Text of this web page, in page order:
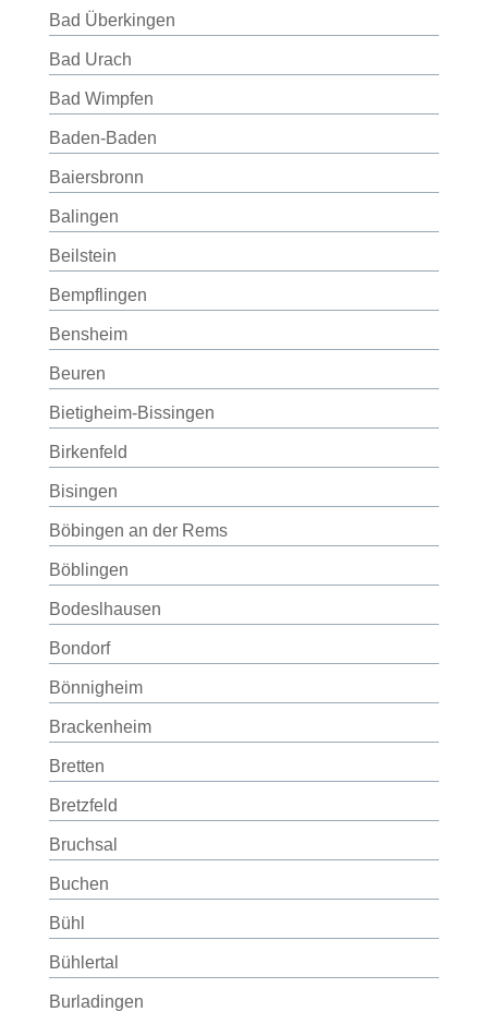
Bad Überkingen
Bad Urach
Bad Wimpfen
Baden-Baden
Baiersbronn
Balingen
Beilstein
Bempflingen
Bensheim
Beuren
Bietigheim-Bissingen
Birkenfeld
Bisingen
Böbingen an der Rems
Böblingen
Bodeslhausen
Bondorf
Bönnigheim
Brackenheim
Bretten
Bretzfeld
Bruchsal
Buchen
Bühl
Bühlertal
Burladingen